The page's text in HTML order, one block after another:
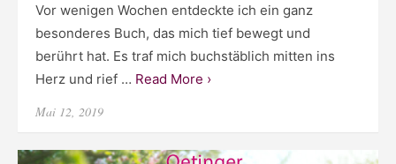
Vor wenigen Wochen entdeckte ich ein ganz
besonderes Buch, das mich tief bewegt und
berührt hat. Es traf mich buchstäblich mitten ins
Herz und rief … Read More ›
Posted
Mai 12, 2019